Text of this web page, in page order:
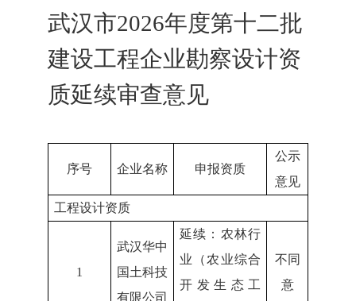
武汉市2026年度第十二批
建设工程企业勘察设计资
质延续审查意见
序号 企业名称 申报资质
公示
意见
工程设计资质
1
武汉华中
国土科技
有限公司
延续：农林行
业（农业综合
开发生态工
不同
意